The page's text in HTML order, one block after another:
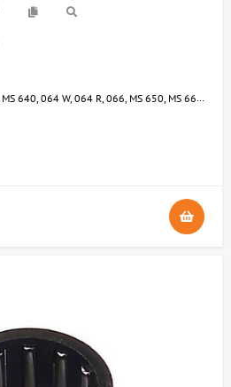
064 W, 064 R, 066, MS 650, MS 660, 066 W, 066 M, 066 MR, 066 BR, MS 661, MS 661 C-M, MS 661 C-M W